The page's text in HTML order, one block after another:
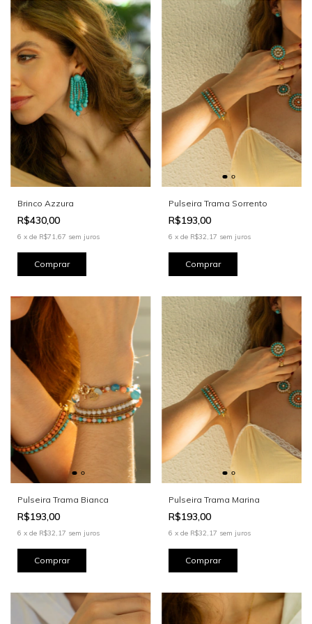
Brinco Azzura
R$430,00
6 x de R$71,67 sem juros
Pulseira Trama Sorrento
R$193,00
6 x de R$32,17 sem juros
Pulseira Trama Bianca
R$193,00
6 x de R$32,17 sem juros
Pulseira Trama Marina
R$193,00
6 x de R$32,17 sem juros